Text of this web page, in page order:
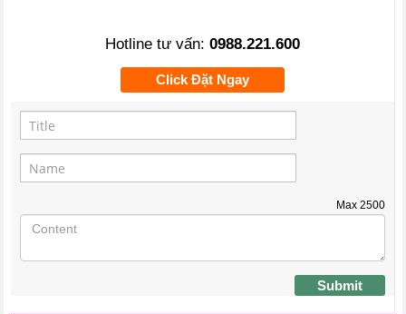
Hotline tư vấn: 0988.221.600
Click Đặt Ngay
Max 2500
Submit